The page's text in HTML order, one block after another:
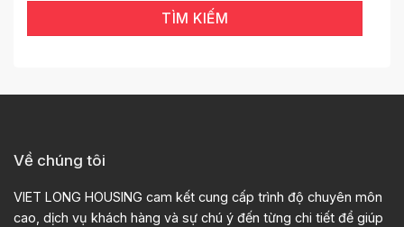
TÌM KIẾM
Về chúng tôi
VIET LONG HOUSING cam kết cung cấp trình độ chuyên môn
cao, dịch vụ khách hàng và sự chú ý đến từng chi tiết để giúp